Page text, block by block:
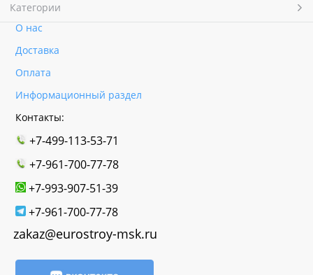
Категории
О нас
Доставка
Оплата
Информационный раздел
Контакты:
+7-499-113-53-71
+7-961-700-77-78
+7-993-907-51-39
+7-961-700-77-78
zakaz@eurostroy-msk.ru